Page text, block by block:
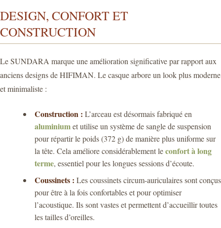
DESIGN, CONFORT ET
CONSTRUCTION
Le SUNDARA marque une amélioration significative par rapport aux
anciens designs de HIFIMAN. Le casque arbore un look plus moderne
et minimaliste :
Construction : L’arceau est désormais fabriqué en
aluminiumet utilise un système de sangle de suspension
pour répartir le poids (372 g) de manière plus uniforme sur
la tête. Cela améliore considérablement leconfort à long
terme, essentiel pour les longues sessions d’écoute.
Coussinets : Les coussinets circum-auriculaires sont conçus
pour être à la fois confortables et pour optimiser
l’acoustique. Ils sont vastes et permettent d’accueillir toutes
les tailles d’oreilles.